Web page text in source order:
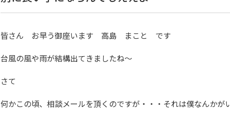
皆さん お早う御座います 高島 まこと です
台風の風や雨が結構出てきましたね～
さて
何かこの頃、相談メールを頂くのですが・・・それは僕なんかが